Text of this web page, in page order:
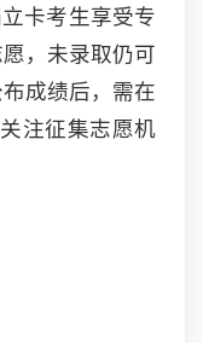
卡考生享受专
，未录取仍可
成绩后，需在
注征集志愿机